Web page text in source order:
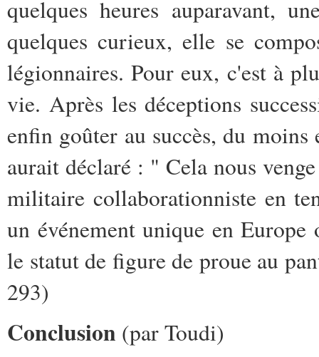
quelques heures auparavant,
quelques curieux, elle se
légionnaires. Pour eux, c'est à
vie. Après les déceptions
enfin goûter au succès, du
aurait déclaré : " Cela nous
militaire collaborationniste en
un événement unique en
le statut de figure de proue au
293)
Conclusion (par Toudi)